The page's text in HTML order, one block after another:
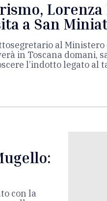
a San
al
in Toscana domani,
l’indotto legato al
con la